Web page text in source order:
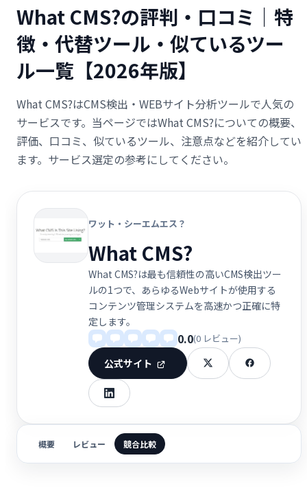
What CMS?の評判・口コミ｜特
徴・代替ツール・似ているツー
ル一覧【2026年版】
What CMS?はCMS検出・WEBサイト分析ツールで人気の
サービスです。当ページではWhat CMS?についての概要、
評価、口コミ、似ているツール、注意点などを紹介してい
ます。サービス選定の参考にしてください。
ワット・シーエムエス？
What CMS?
What CMS?は最も信頼性の高いCMS検出ツー
ルの1つで、あらゆるWebサイトが使用する
コンテンツ管理システムを高速かつ正確に特
定します。
0.0(0 レビュー)
公式サイト
概要 レビュー 競合比較